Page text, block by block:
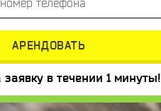
в течении 1 минуты!